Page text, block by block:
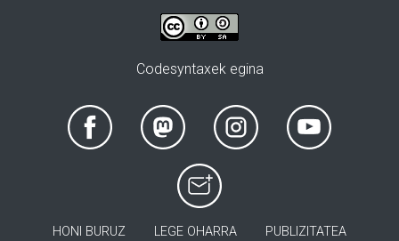
Codesyntaxek egina
HONI BURUZ LEGE OHARRA PUBLIZITATEA